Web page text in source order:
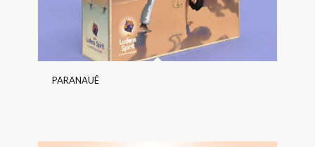
PARANAUÊ